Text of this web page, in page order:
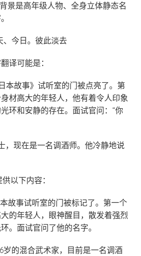
景是高年级人物、全身立体静态名
、今日。彼此淡去
译可能是：
本故事》试听室的门被点亮了。第
材高大的年轻人，他有着令人印象
环和安静的存在。面试官问：“你
，现在是一名调酒师。他冷静地说
以下内容：
故事试听室的门被标记了。第一个
的年轻人，眼神醒目，散发着强烈
。面试官问了他的名字。
岁的混合武术家，目前是一名调酒